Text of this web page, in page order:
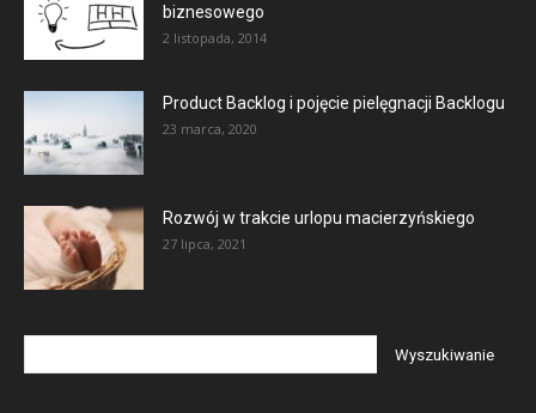
biznesowego
2 listopada, 2014
Product Backlog i pojęcie pielęgnacji Backlogu
23 marca, 2020
Rozwój w trakcie urlopu macierzyńskiego
27 lipca, 2021